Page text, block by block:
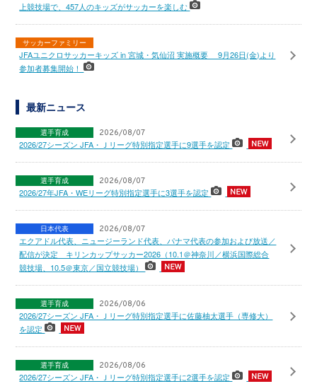
上競技場で、457人のキッズがサッカーを楽しむ
サッカーファミリー
JFAユニクロサッカーキッズ in 宮城・気仙沼 実施概要 9月26日(金)より
参加者募集開始！
最新ニュース
選手育成 2026/08/07
2026/27シーズン JFA・Ｊリーグ特別指定選手に9選手を認定
選手育成 2026/08/07
2026/27年JFA・WEリーグ特別指定選手に3選手を認定
日本代表 2026/08/07
エクアドル代表、ニュージーランド代表、パナマ代表の参加および放送／
配信が決定 キリンカップサッカー2026（10.1＠神奈川／横浜国際総合
競技場、10.5＠東京／国立競技場）
選手育成 2026/08/06
2026/27シーズン JFA・Ｊリーグ特別指定選手に佐藤柚太選手（専修大）
を認定
選手育成 2026/08/06
2026/27シーズン JFA・Ｊリーグ特別指定選手に2選手を認定